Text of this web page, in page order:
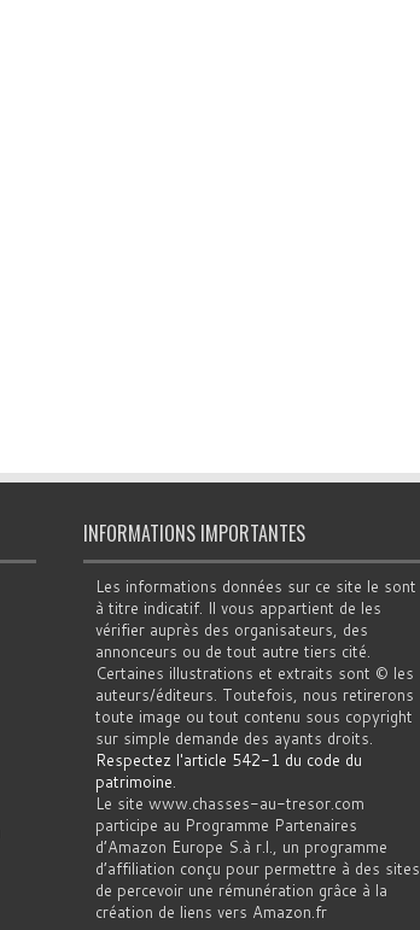
INFORMATIONS IMPORTANTES
Les informations données sur ce site le sont
à titre indicatif. Il vous appartient de les
vérifier auprès des organisateurs, des
annonceurs ou de tout autre tiers cité.
Certaines illustrations et extraits sont © les
auteurs/éditeurs. Toutefois, nous retirerons
toute image ou tout contenu sous copyright
sur simple demande des ayants droits.
Respectez l'article 542-1 du code du
patrimoine
Le site www.chasses-au-tresor.com
participe au Programme Partenaires
d’Amazon Europe S.à r.l., un programme
d’affiliation conçu pour permettre à des sites
de percevoir une rémunération grâce à la
création de liens vers Amazon.fr